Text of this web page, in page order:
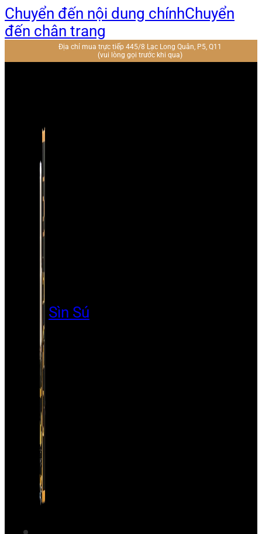
Chuyển đến nội dung chínhChuyển
đến chân trang
Địa chỉ mua trực tiếp 445/8 Lạc Long Quân, P5, Q11
(vui lòng gọi trước khi qua)
Sìn Sú